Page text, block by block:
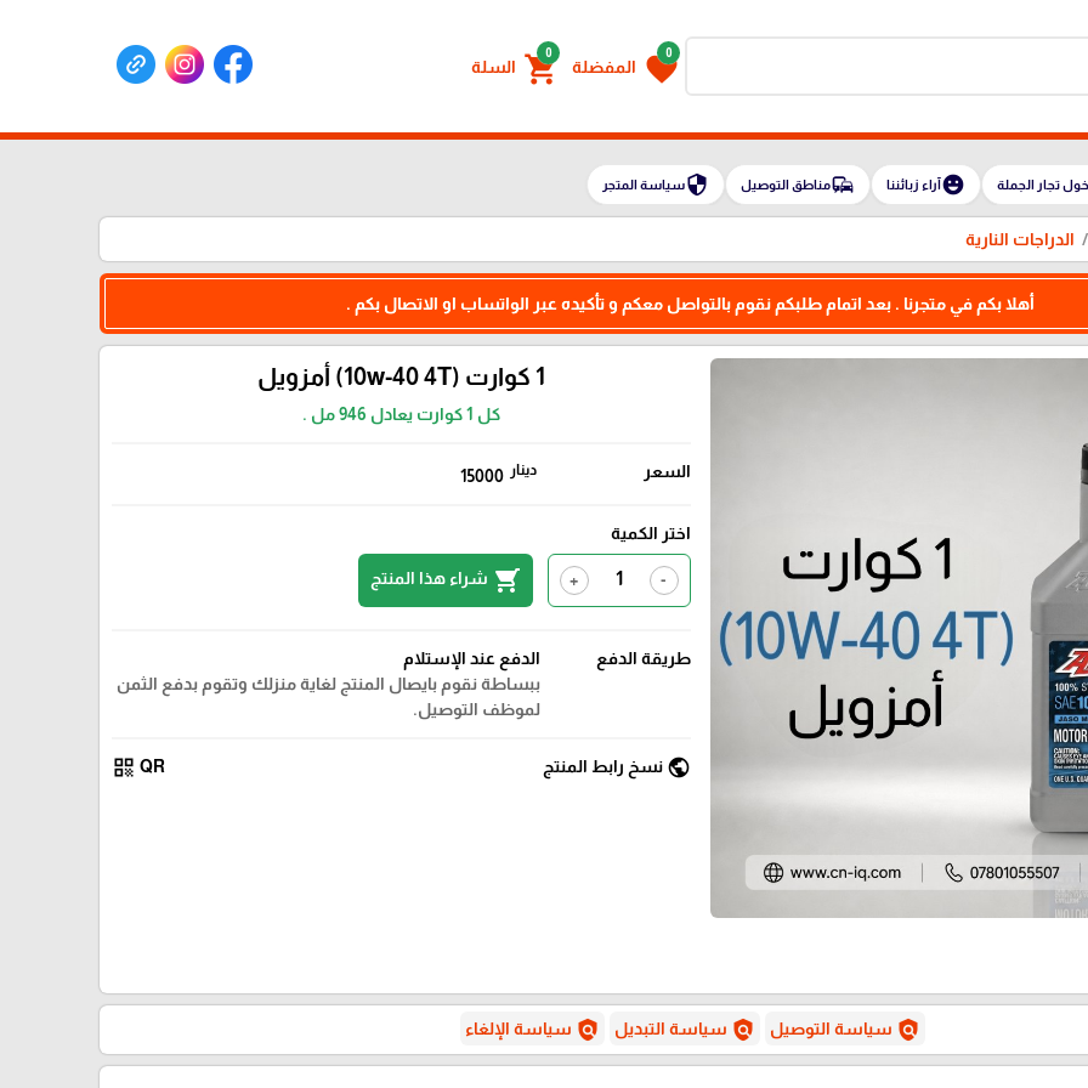
0
favorite المفضلة
0
shopping_cart السلة
تجار الجملة emoji_emotionsآراء زبائننا commuteمناطق التوصيل securityسياسة المتجر
الدراجات النارية
أهلا بكم في متجرنا . بعد اتمام طلبكم نقوم بالتواصل معكم و تأكيده عبر الواتساب او الاتصال بكم .
1 كوارت (10w-40 4T) أمزويل
كل 1 كوارت يعادل 946 مل .
السعر 15000 دينار
اختر الكمية
-
+
shopping_cart شراء هذا المنتج
طريقة الدفع
الدفع عند الإستلام
ببساطة نقوم بايصال المنتج لغاية منزلك وتقوم بدفع الثمن
لموظف التوصيل.
public نسخ رابط المنتج QR
qr_code
policy سياسة التوصيل policy سياسة التبديل policy سياسة الإلغاء